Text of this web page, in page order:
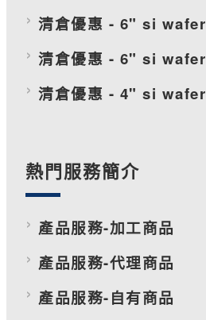
清倉優惠 - 6" si wafer
清倉優惠 - 6" si wafer
清倉優惠 - 4" si wafer
熱門服務簡介
產品服務-加工商品
產品服務-代理商品
產品服務-自有商品